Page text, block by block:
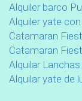
Alquiler barco
Alquiler yate
Catamaran
Catamaran
Alquilar
Alquilar yate de